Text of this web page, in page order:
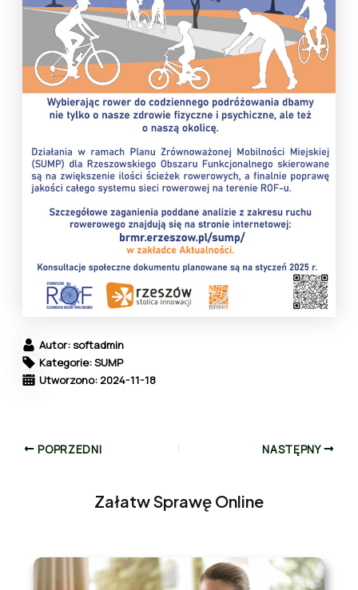
Autor: softadmin
Kategorie: SUMP
Utworzono: 2024-11-18
POPRZEDNI NASTĘPNY
Załatw Sprawę Online